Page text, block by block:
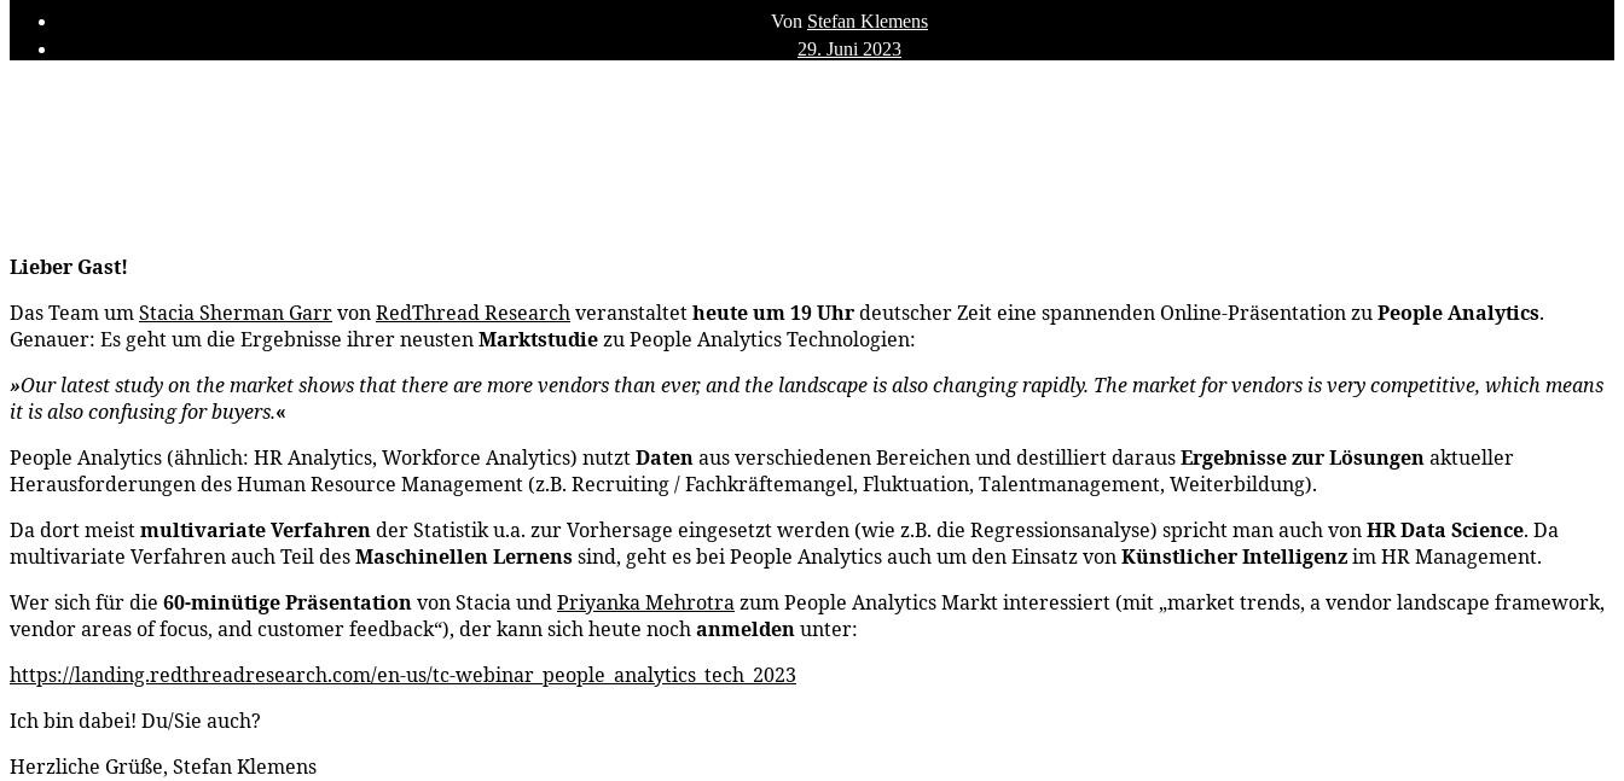
Beitragsautor
Von Stefan Klemens
Beitragsdatum
29. Juni 2023
Lieber Gast!
Das Team umStacia Sherman GarrvonRedThread Researchveranstaltetheute um 19 Uhrdeutscher Zeit eine spannenden Online-Präsentation zuPeople Analytics.
Genauer: Es geht um die Ergebnisse ihrer neustenMarktstudiezu People Analytics Technologien:
»Our latest study on the market shows that there are more vendors than ever, and the landscape is also changing rapidly. The market for vendors is very competitive, which means
it is also confusing for buyers.«
People Analytics (ähnlich: HR Analytics, Workforce Analytics) nutztDatenaus verschiedenen Bereichen und destilliert darausErgebnisse zur Lösungenaktueller
Herausforderungen des Human Resource Management (z.B. Recruiting / Fachkräftemangel, Fluktuation, Talentmanagement, Weiterbildung).
Da dort meistmultivariate Verfahrender Statistik u.a. zur Vorhersage eingesetzt werden (wie z.B. die Regressionsanalyse) spricht man auch vonHR Data Science. Da
multivariate Verfahren auch Teil desMaschinellen Lernenssind, geht es bei People Analytics auch um den Einsatz vonKünstlicher Intelligenzim HR Management.
Wer sich für die 60-minütige Präsentationvon Stacia undPriyanka Mehrotrazum People Analytics Markt interessiert (mit „market trends, a vendor landscape framework,
vendor areas of focus, and customer feedback“), der kann sich heute nochanmeldenunter:
https://landing.redthreadresearch.com/en-us/tc-webinar_people_analytics_tech_2023
Ich bin dabei! Du/Sie auch?
Herzliche Grüße, Stefan Klemens